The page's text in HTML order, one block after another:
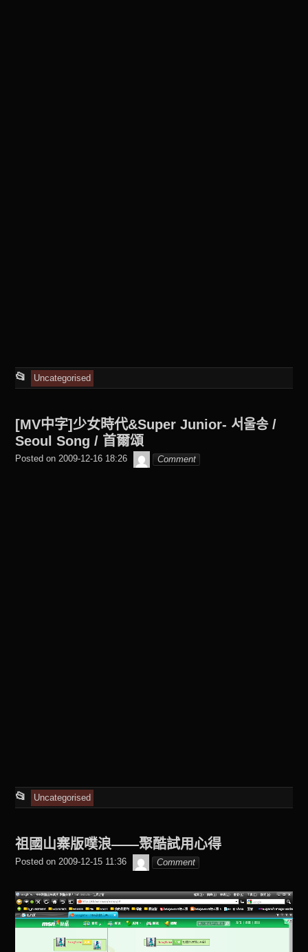
📂
This
was
posted
Uncategorised
[MV中字]少女時代&Super Junior- 서울송 /
Seoul Song / 首爾頌
Posted on 2009-12-16 18:26 beagle2001_tw
Comment
📂
This
was
posted
Uncategorised
祖國山寨版噗浪——聚酷試用心得
Posted on 2009-12-15 11:36 beagle2001_tw
Comment